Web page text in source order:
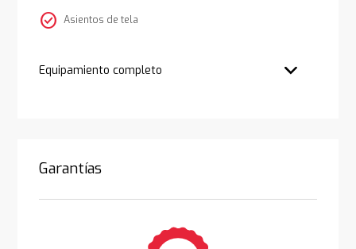
check_circle Asientos de tela
Equipamiento completo
Garantías